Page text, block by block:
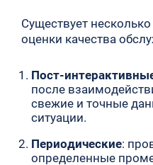
Существует
оценки качества
Пост-
после
свежие и точные
ситуации.
Периодические:
определенные